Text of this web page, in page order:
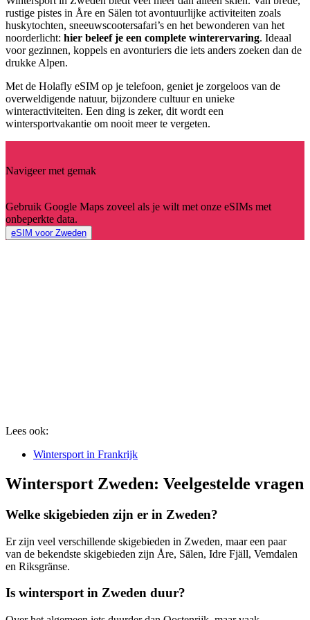
rustige pistes in Åre en Sälen tot avontuurlijke activiteiten zoals
huskytochten, sneeuwscootersafari’s en het bewonderen van het
noorderlicht: hier beleef je een complete winterervaring. Ideaal
voor gezinnen, koppels en avonturiers die iets anders zoeken dan de
drukke Alpen.
Met de Holafly eSIM op je telefoon, geniet je zorgeloos van de
overweldigende natuur, bijzondere cultuur en unieke
winteractiviteiten. Een ding is zeker, dit wordt een
wintersportvakantie om nooit meer te vergeten.
Navigeer met gemak
Gebruik Google Maps zoveel als je wilt met onze eSIMs met
onbeperkte data.
eSIM voor Zweden
Lees ook:
Wintersport in Frankrijk
Wintersport Zweden: Veelgestelde vragen
Welke skigebieden zijn er in Zweden?
Er zijn veel verschillende skigebieden in Zweden, maar een paar
van de bekendste skigebieden zijn Åre, Sälen, Idre Fjäll, Vemdalen
en Riksgränse.
Is wintersport in Zweden duur?